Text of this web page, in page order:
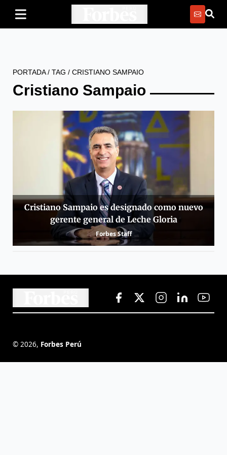
PORTADA/ TAG / CRISTIANO SAMPAIO
Cristiano Sampaio
Cristiano Sampaio es designado como nuevo
gerente general de Leche Gloria
Forbes Staff
© 2026, Forbes Perú